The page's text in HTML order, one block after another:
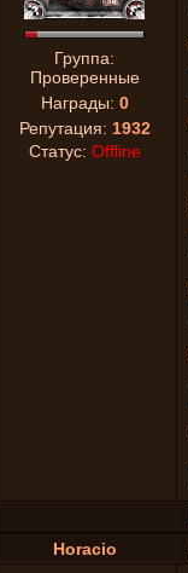
Группа:
Проверенные
Награды: 0
Репутация: 1932
Статус: Offline
Horacio